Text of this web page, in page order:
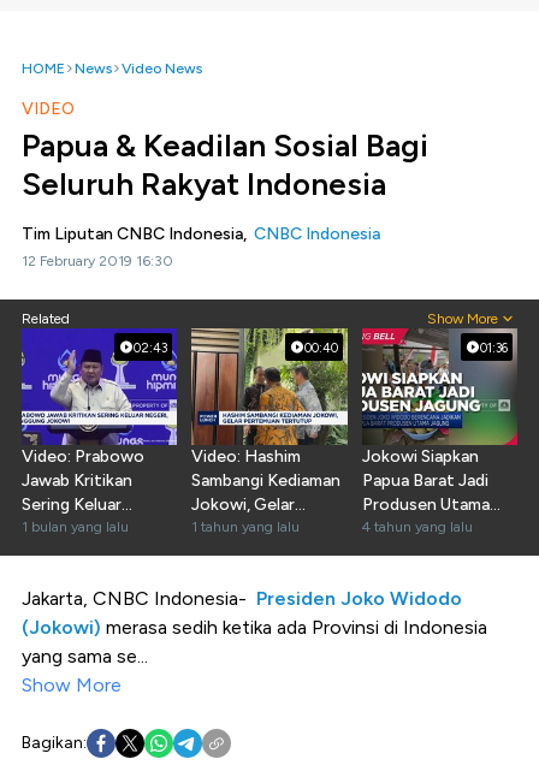
HOME News Video News
VIDEO
Papua & Keadilan Sosial Bagi
Seluruh Rakyat Indonesia
Tim Liputan CNBC Indonesia, CNBC Indonesia
12 February 2019 16:30
Related Show More
02:43
Video: Prabowo
Jawab Kritikan
Sering Keluar
Negeri, Singgung
Jokowi
1 bulan yang lalu
00:40
Video: Hashim
Sambangi Kediaman
Jokowi, Gelar
Pertemuan
Tertutup
1 tahun yang lalu
01:36
Jokowi Siapkan
Papua Barat Jadi
Produsen Utama
Jagung
4 tahun yang lalu
Jakarta, CNBC Indonesia- Presiden Joko Widodo
(Jokowi) merasa sedih ketika ada Provinsi di Indonesia
yang sama se...
Show More
Bagikan: